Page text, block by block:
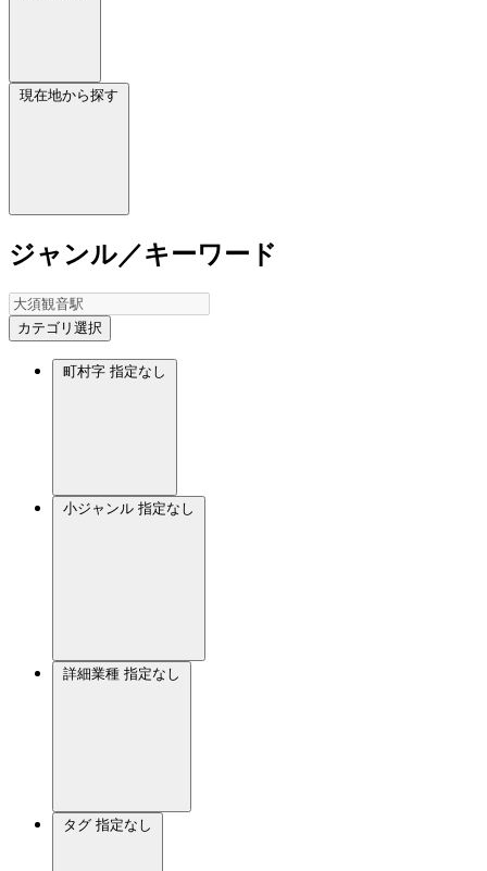
現在地から探す
ジャンル／キーワード
カテゴリ選択
町村字 指定なし
小ジャンル 指定なし
詳細業種 指定なし
タグ 指定なし